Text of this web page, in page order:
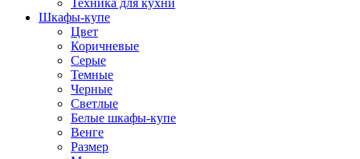
Техника для кухни
Шкафы-купе
Цвет
Коричневые
Серые
Темные
Черные
Светлые
Белые шкафы-купе
Венге
Размер